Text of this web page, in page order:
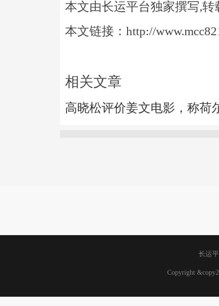
本文由长运平台独家撰写,转
本文链接：http://
相关文章
高晓松评价姜文电影，称荷
长运
Copyright